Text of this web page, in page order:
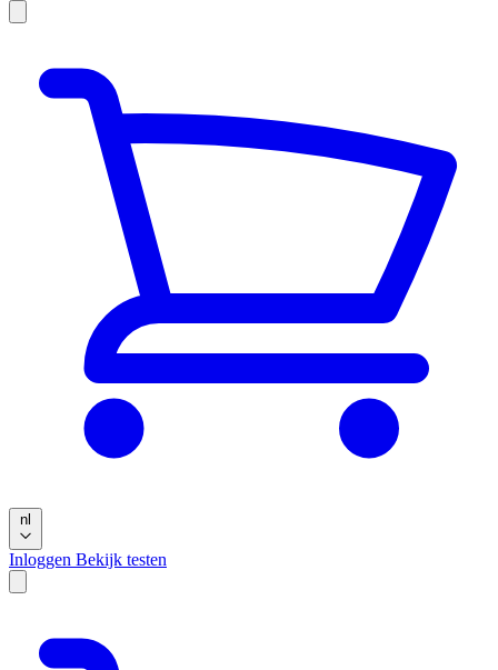
nl
Inloggen Bekijk testen